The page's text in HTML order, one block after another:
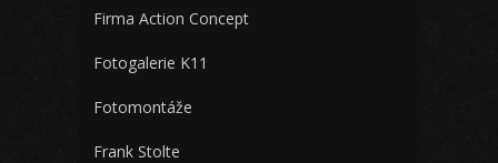
Firma Action Concept
Fotogalerie K11
Fotomontáže
Frank Stolte